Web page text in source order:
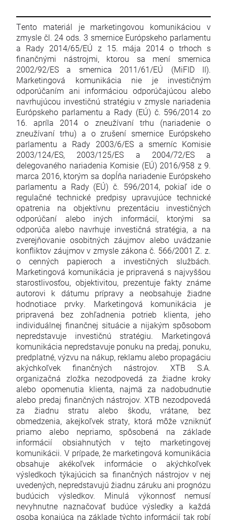
Tento materiál je marketingovou komunikáciou v
zmysle čl. 24 ods. 3 smernice Európskeho parlamentu
a Rady 2014/65/EÚ z 15. mája 2014 o trhoch s
finančnými nástrojmi, ktorou sa mení smernica
2002/92/ES a smernica 2011/61/EÚ (MiFID II).
Marketingová komunikácia nie je investičným
odporúčaním ani informáciou odporúčajúcou alebo
navrhujúcou investičnú stratégiu v zmysle nariadenia
Európskeho parlamentu a Rady (EÚ) č. 596/2014 zo
16. apríla 2014 o zneužívaní trhu (nariadenie o
zneužívaní trhu) a o zrušení smernice Európskeho
parlamentu a Rady 2003/6/ES a smerníc Komisie
2003/124/ES, 2003/125/ES a 2004/72/ES a
delegovaného nariadenia Komisie (EÚ) 2016/958 z 9.
marca 2016, ktorým sa dopĺňa nariadenie Európskeho
parlamentu a Rady (EÚ) č. 596/2014, pokiaľ ide o
regulačné technické predpisy upravujúce technické
opatrenia na objektívnu prezentáciu investičných
odporúčaní alebo iných informácií, ktorými sa
odporúča alebo navrhuje investičná stratégia, a na
zverejňovanie osobitných záujmov alebo uvádzanie
konfliktov záujmov v zmysle zákona č. 566/2001 Z. z.
o cenných papieroch a investičných službách.
Marketingová komunikácia je pripravená s najvyššou
starostlivosťou, objektivitou, prezentuje fakty známe
autorovi k dátumu prípravy a neobsahuje žiadne
hodnotiace prvky. Marketingová komunikácia je
pripravená bez zohľadnenia potrieb klienta, jeho
individuálnej finančnej situácie a nijakým spôsobom
nepredstavuje investičnú stratégiu. Marketingová
komunikácia nepredstavuje ponuku na predaj, ponuku,
predplatné, výzvu na nákup, reklamu alebo propagáciu
akýchkoľvek finančných nástrojov. XTB S.A.
organizačná zložka nezodpovedá za žiadne kroky
alebo opomenutia klienta, najmä za nadobudnutie
alebo predaj finančných nástrojov. XTB nezodpovedá
za žiadnu stratu alebo škodu, vrátane, bez
obmedzenia, akejkoľvek straty, ktorá môže vzniknúť
priamo alebo nepriamo, spôsobená na základe
informácií obsiahnutých v tejto marketingovej
komunikácii. V prípade, že marketingová komunikácia
obsahuje akékoľvek informácie o akýchkoľvek
výsledkoch týkajúcich sa finančných nástrojov v nej
uvedených, nepredstavujú žiadnu záruku ani prognózu
budúcich výsledkov. Minulá výkonnosť nemusí
nevyhnutne naznačovať budúce výsledky a každá
osoba konajúca na základe týchto informácií tak robí